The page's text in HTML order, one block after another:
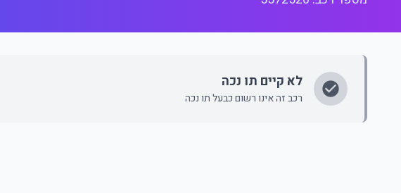
לא קיים תו נכה
רכב זה אינו רשום כבעל תו נכה